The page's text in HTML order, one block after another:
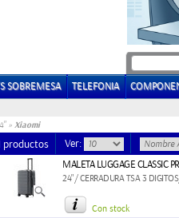
SOBREMESA TELEFONIA
» Xiaomi
productos Ver:
MALETA LUGGAGE CLASSIC
24"/ CERRADURA TSA 3
Con stock